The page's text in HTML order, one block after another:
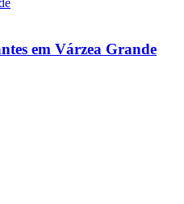
em Várzea Grande